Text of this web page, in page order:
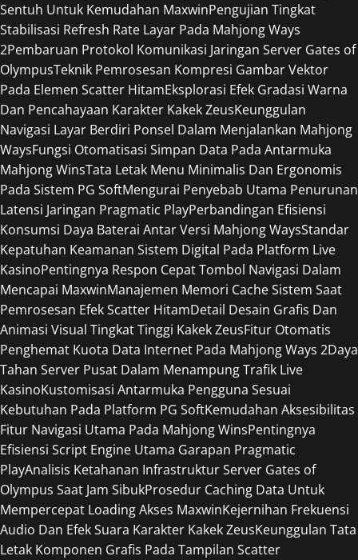
Sentuh Untuk Kemudahan MaxwinPengujian Tingkat
Stabilisasi Refresh Rate Layar Pada Mahjong Ways
2Pembaruan Protokol Komunikasi Jaringan Server Gates of
OlympusTeknik Pemrosesan Kompresi Gambar Vektor
Pada Elemen Scatter HitamEksplorasi Efek Gradasi Warna
Dan Pencahayaan Karakter Kakek ZeusKeunggulan
Navigasi Layar Berdiri Ponsel Dalam Menjalankan Mahjong
WaysFungsi Otomatisasi Simpan Data Pada Antarmuka
Mahjong WinsTata Letak Menu Minimalis Dan Ergonomis
Pada Sistem PG SoftMengurai Penyebab Utama Penurunan
Latensi Jaringan Pragmatic PlayPerbandingan Efisiensi
Konsumsi Daya Baterai Antar Versi Mahjong WaysStandar
Kepatuhan Keamanan Sistem Digital Pada Platform Live
KasinoPentingnya Respon Cepat Tombol Navigasi Dalam
Mencapai MaxwinManajemen Memori Cache Sistem Saat
Pemrosesan Efek Scatter HitamDetail Desain Grafis Dan
Animasi Visual Tingkat Tinggi Kakek ZeusFitur Otomatis
Penghemat Kuota Data Internet Pada Mahjong Ways 2Daya
Tahan Server Pusat Dalam Menampung Trafik Live
KasinoKustomisasi Antarmuka Pengguna Sesuai
Kebutuhan Pada Platform PG SoftKemudahan Aksesibilitas
Fitur Navigasi Utama Pada Mahjong WinsPentingnya
Efisiensi Script Engine Utama Garapan Pragmatic
PlayAnalisis Ketahanan Infrastruktur Server Gates of
Olympus Saat Jam SibukProsedur Caching Data Untuk
Mempercepat Loading Akses MaxwinKejernihan Frekuensi
Audio Dan Efek Suara Karakter Kakek ZeusKeunggulan Tata
Letak Komponen Grafis Pada Tampilan Scatter